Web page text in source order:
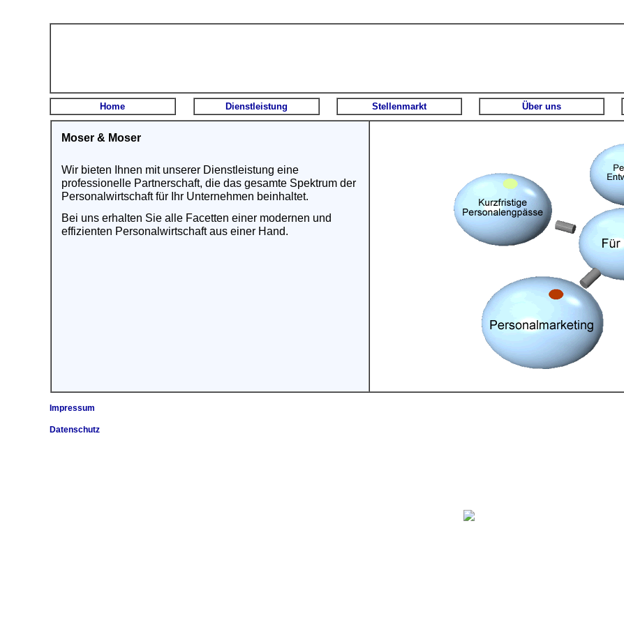
Home Dienstleistung Stellenmarkt Über uns
Moser & Moser
Wir bieten Ihnen mit unserer Dienstleistung eine
professionelle Partnerschaft, die das gesamte Spektrum der
Personalwirtschaft für Ihr Unternehmen beinhaltet.
Bei uns erhalten Sie alle Facetten einer modernen und
effizienten Personalwirtschaft aus einer Hand.
Impressum
Datenschutz